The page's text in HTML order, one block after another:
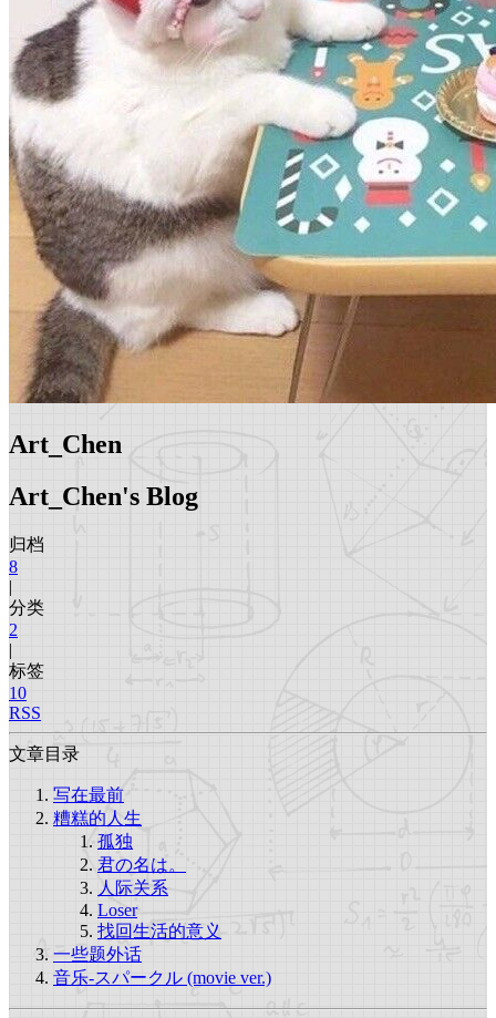
Art_Chen
Art_Chen's Blog
归档
8
|
分类
2
|
标签
10
RSS
文章目录
写在最前
糟糕的人生
孤独
君の名は。
人际关系
Loser
找回生活的意义
一些题外话
音乐-スパークル (movie ver.)